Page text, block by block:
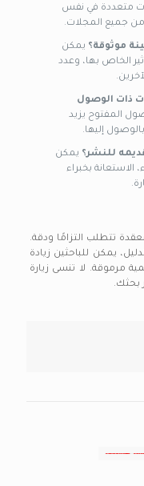
متعددة في نفس
من جميع المجلات.
موثوقة؟ يمكن
الخاص بها، وعدد
ذات الوصول
المفتوح يزيد
إليها.
للنشر؟ يمكن
بخبراء
تتطلب التزامًا ودقة.
يمكن للباحثين زيادة
مرموقة. لا تنسى زيارة
بحثك.